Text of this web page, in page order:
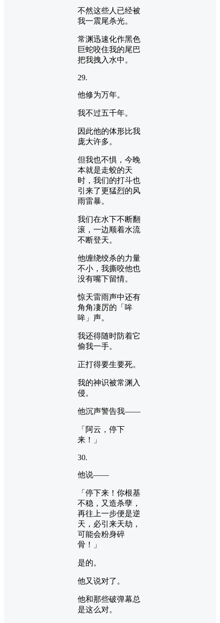
不然这些人已经被
我一震尾杀光。
常渊迅速化作黑色
巨蛇咬住我的尾巴
把我拽入水中。
29.
他修为万年。
我不过五千年。
因此他的体形比我
庞大许多。
但我也不惧，今晚
本就是走蛟的天
时，我们的打斗也
引来了更猛烈的风
雨雷暴。
我们在水下不断翻
滚，一边顺着水流
不断登天。
他缠绕绞杀的力量
不小，我撕咬他也
没有嘴下留情。
惊天雷雨声中还有
角角凄厉的「哞
哞」声。
我还得随时防着它
偷我一手。
正打得要生要死。
我的神识被常渊入
侵。
他沉声警告我——
「阿云，停下
来！」
30.
他说——
「停下来！你根基
不稳，又造杀孽，
再往上一步便是逆
天，必引来天劫，
可能会粉身碎
骨！」
是的。
他又说对了。
他和那些破弹幕总
是这么对。